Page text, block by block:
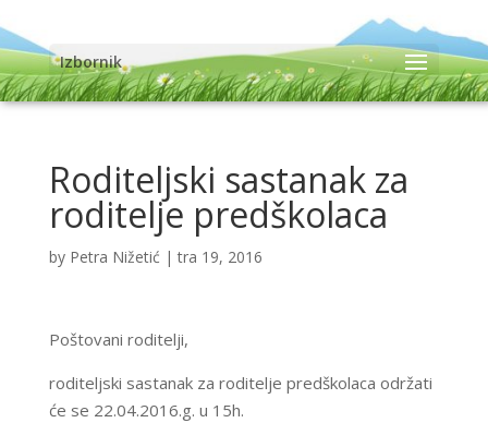
Izbornik
Roditeljski sastanak za
roditelje predškolaca
by Petra Nižetić |tra 19, 2016
Poštovani roditelji,
roditeljski sastanak za roditelje predškolaca održati
će se 22.04.2016.g. u 15h.